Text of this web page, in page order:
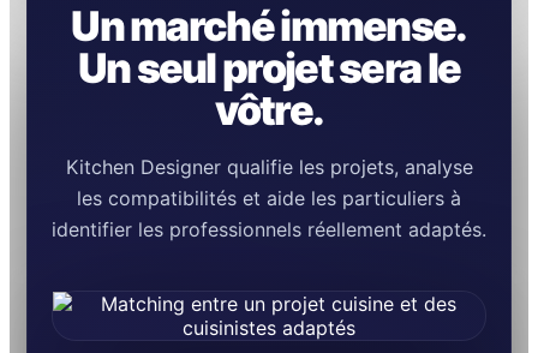
Un marché immense.
Un seul projet sera le
vôtre.
Kitchen Designer qualifie les projets, analyse
les compatibilités et aide les particuliers à
identifier les professionnels réellement adaptés.